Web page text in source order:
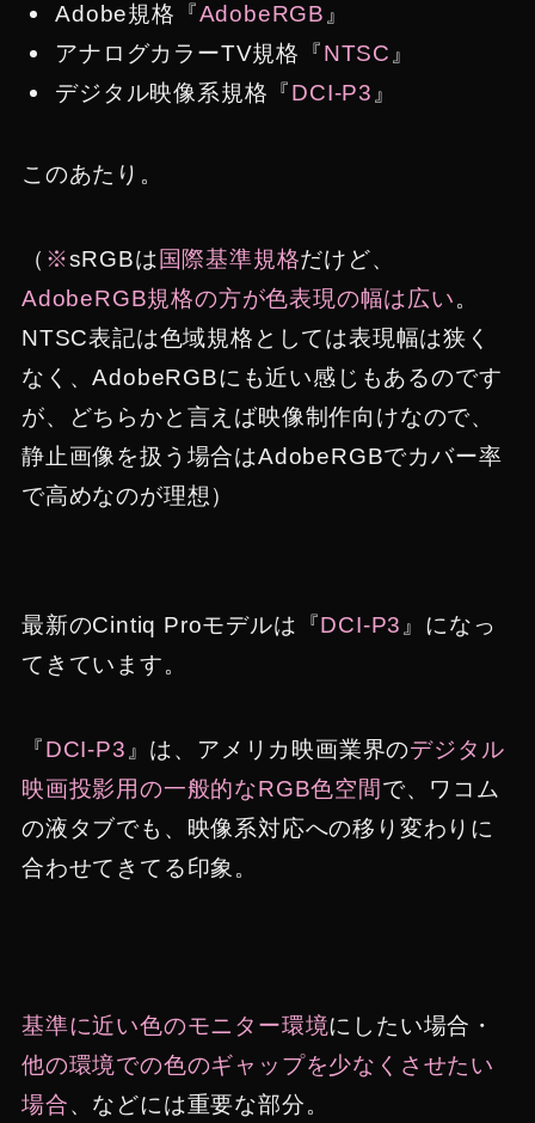
Adobe規格『AdobeRGB』
アナログカラーTV規格『NTSC 』
デジタル映像系規格『DCI-P3 』
このあたり。
（ ※sRGBは 国際基準規格だけど、
AdobeRGB規格の方が色表現の幅は広い。
NTSC表記は色域規格としては表現幅は狭く
なく、AdobeRGBにも近い感じもあるのです
が、どちらかと言えば映像制作向けなので、
静止画像を扱う場合はAdobeRGBでカバー率
で高めなのが理想）
最新のCintiq Proモデルは『DCI-P3』になっ
てきています。
『DCI-P3 』は、アメリカ映画業界のデジタル
映画投影用の一般的なRGB色空間で、ワコム
の液タブでも、映像系対応への移り変わりに
合わせてきてる印象。
基準に近い色のモニター環境にしたい場合・
他の環境での色のギャップを少なくさせたい
場合、などには重要な部分。